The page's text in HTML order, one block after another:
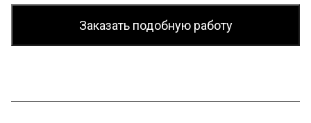
Заказать подобную работу